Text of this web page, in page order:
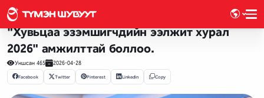
Арга хэмжээ, хөтөлбөр
"Хувьцаа эзэмшигчдийн ээлжит хурал
2026" амжилттай боллоо.
Уншсан 465 2026-04-28
Facebook Twitter Pinterest Linkedin Copy